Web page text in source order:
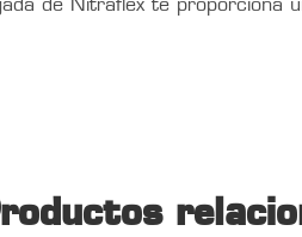
de Nitraflex te proporciona